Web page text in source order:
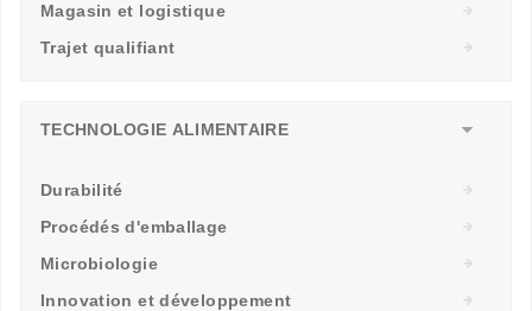
Magasin et logistique
Trajet qualifiant
TECHNOLOGIE ALIMENTAIRE
Durabilité
Procédés d'emballage
Microbiologie
Innovation et développement